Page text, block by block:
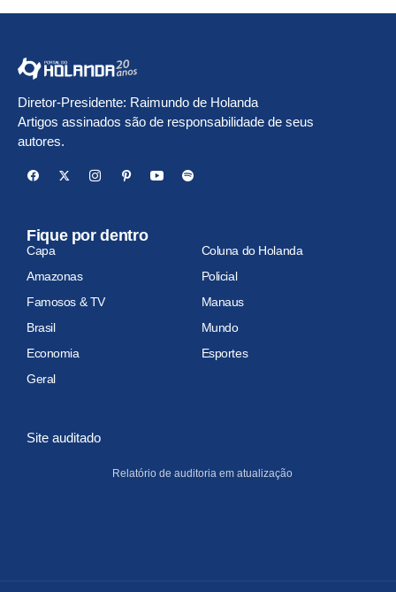
Diretor-Presidente: Raimundo de Holanda
Artigos assinados são de responsabilidade de seus
autores.
Fique por dentro
Capa
Coluna do Holanda
Amazonas
Policial
Famosos & TV
Manaus
Brasil
Mundo
Economia
Esportes
Geral
Site auditado
Relatório de auditoria em atualização